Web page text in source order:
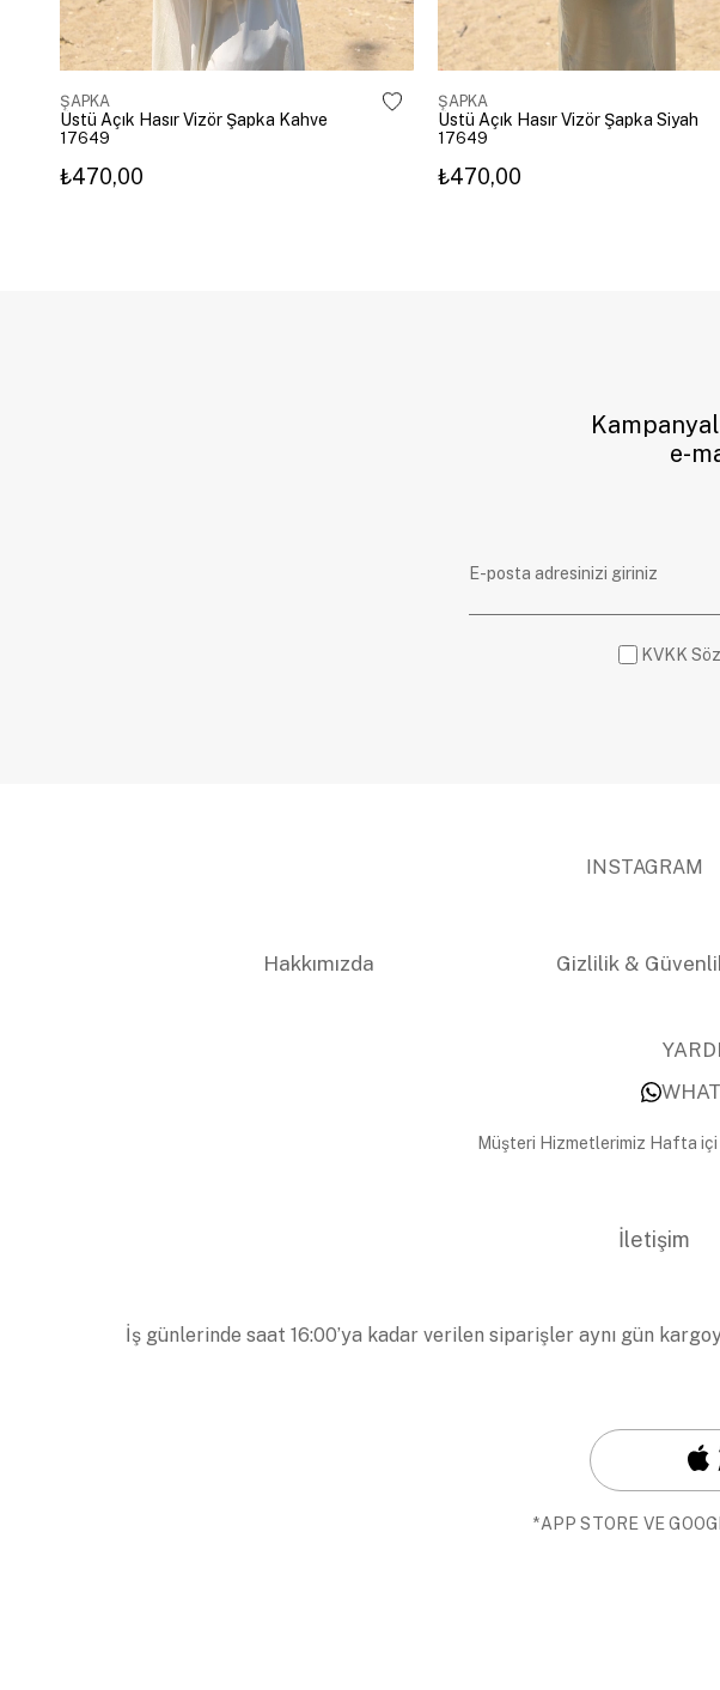
ŞAPKA
Üstü Açık Hasır Vizör Şapka Kahve
17649
₺470,00
ŞAPKA
Üstü Açık Hasır Vizör Şapka Siyah
17649
₺470,00
e-
KVKK
INSTAGRAM
Hakkımızda Gizlilik &
Müşteri Hizmetlerimiz Hafta içi
İletişim
İş günlerinde saat 16:00’ya kadar verilen siparişler aynı gün
*APP STORE VE